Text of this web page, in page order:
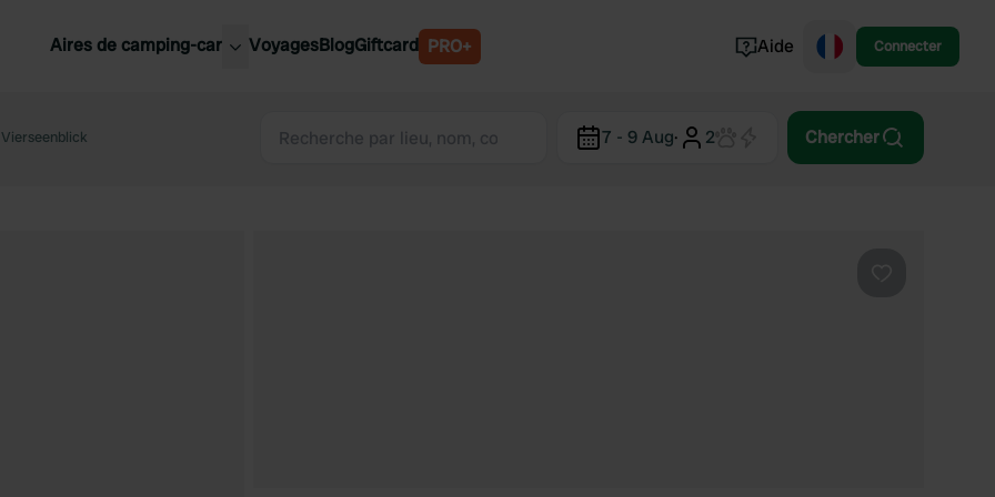
Aires de camping-car
Slovénie
VoyagesBlogGiftcard PRO+ Aide Connecter
7 - 9 Aug· 2 Chercher